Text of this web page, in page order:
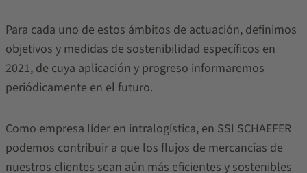
Para cada uno de estos ámbitos de actuación, definimos
objetivos y medidas de sostenibilidad específicos en
2021, de cuya aplicación y progreso informaremos
periódicamente en el futuro.
Como empresa líder en intralogística, en SSI SCHAEFER
podemos contribuir a que los flujos de mercancías de
nuestros clientes sean aún más eficientes y sostenibles